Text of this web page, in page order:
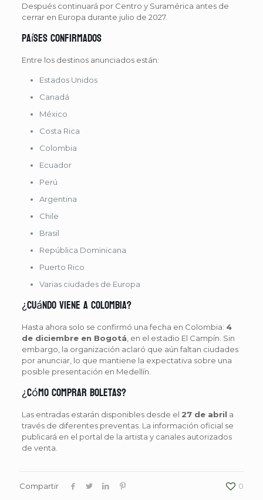
Después continuará por Centro y Suramérica antes de
cerrar en Europa durante julio de 2027.
Países confirmados
Entre los destinos anunciados están:
Estados Unidos
Canadá
México
Costa Rica
Colombia
Ecuador
Perú
Argentina
Chile
Brasil
República Dominicana
Puerto Rico
Varias ciudades de Europa
¿Cuándo viene a Colombia?
Hasta ahora solo se confirmó una fecha en Colombia: 4
de diciembre en Bogotá , en el estadio El Campín. Sin
embargo, la organización aclaró que aún faltan ciudades
por anunciar, lo que mantiene la expectativa sobre una
posible presentación en Medellín.
¿Cómo comprar boletas?
Las entradas estarán disponibles desde el 27 de abril a
través de diferentes preventas. La información oficial se
publicará en el portal de la artista y canales autorizados
de venta.
Compartir 0